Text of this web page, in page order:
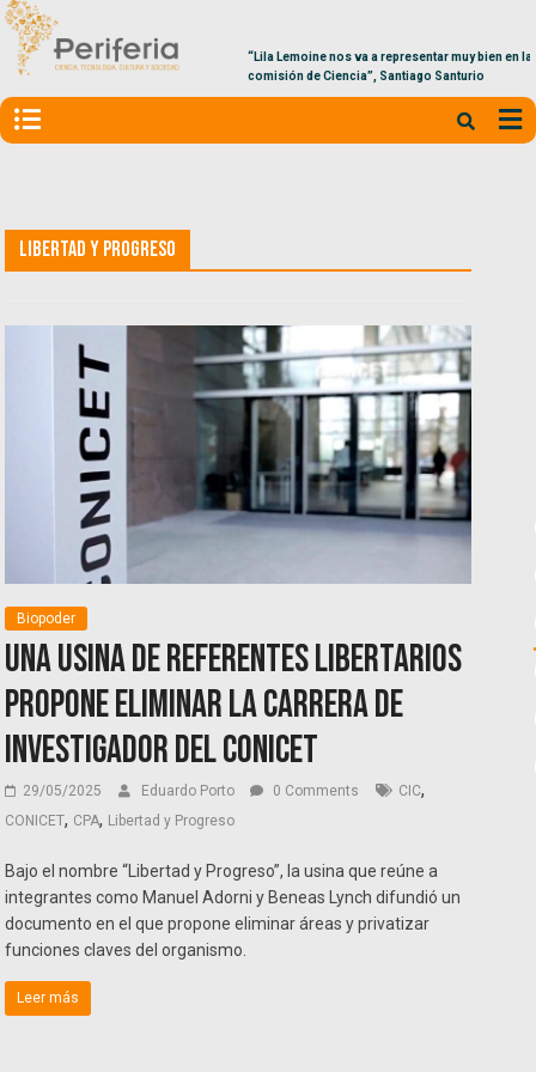
“Lila Lemoine nos va a representar muy bien en la
comisión de Ciencia”, Santiago Santurio
Libertad y Progreso
Biopoder
Una usina de referentes libertarios
propone eliminar la Carrera de
Investigador del CONICET
29/05/2025 Eduardo Porto 0 Comments CIC,
CONICET, CPA, Libertad y Progreso
Bajo el nombre “Libertad y Progreso”, la usina que reúne a
integrantes como Manuel Adorni y Beneas Lynch difundió un
documento en el que propone eliminar áreas y privatizar
funciones claves del organismo.
Leer más